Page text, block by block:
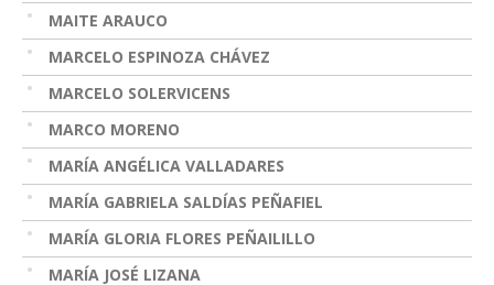
MAITE ARAUCO
MARCELO ESPINOZA CHÁVEZ
MARCELO SOLERVICENS
MARCO MORENO
MARÍA ANGÉLICA VALLADARES
MARÍA GABRIELA SALDÍAS PEÑAFIEL
MARÍA GLORIA FLORES PEÑAILILLO
MARÍA JOSÉ LIZANA